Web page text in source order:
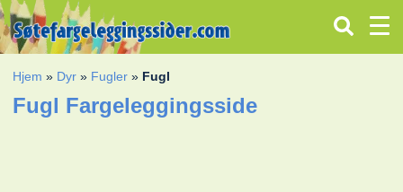
Hjem » Dyr » Fugler » Fugl
Fugl Fargeleggingsside